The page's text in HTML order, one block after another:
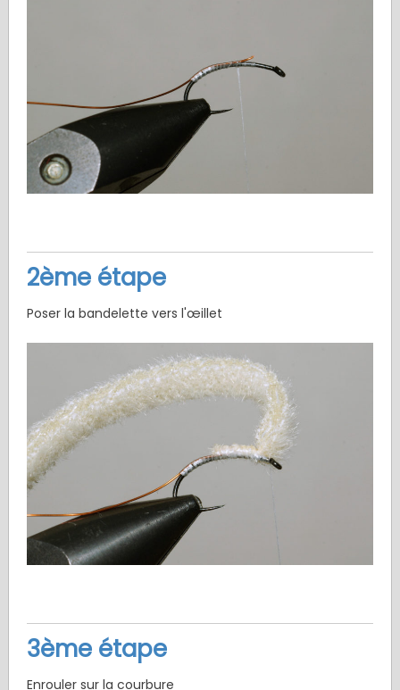
2ème étape
Poser la bandelette vers l'œillet
3ème étape
Enrouler sur la courbure